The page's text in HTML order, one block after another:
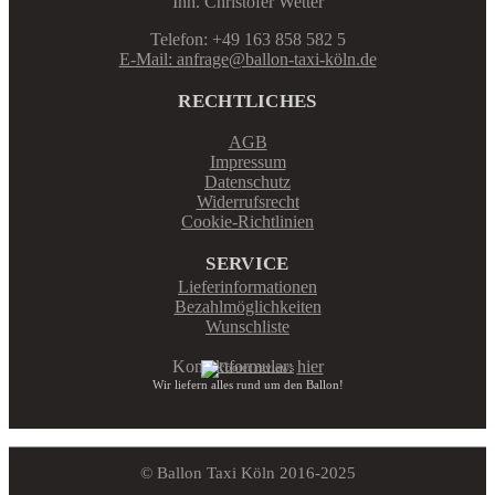
Telefon: +49 163 858 582 5
E-Mail: anfrage@ballon-taxi-köln.de
RECHTLICHES
AGB
Impressum
Datenschutz
Widerrufsrecht
Cookie-Richtlinien
SERVICE
Lieferinformationen
Bezahlmöglichkeiten
Wunschliste
Kontaktformular:hier
Wir liefern alles rund um den Ballon!
© Ballon Taxi Köln 2016-2025